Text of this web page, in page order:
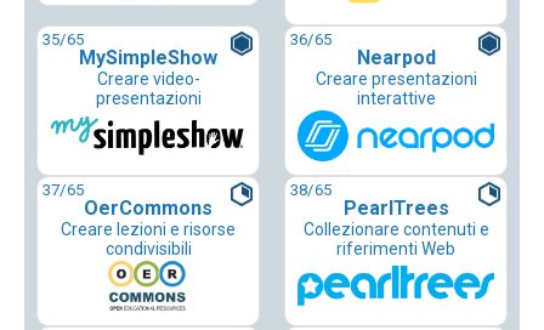
35/65
MySimpleShow
Creare video-
presentazioni
36/65
Nearpod
Creare presentazioni
interattive
37/65
OerCommons
Creare lezioni e risorse
condivisibili
38/65
PearlTrees
Collezionare contenuti e
riferimenti Web